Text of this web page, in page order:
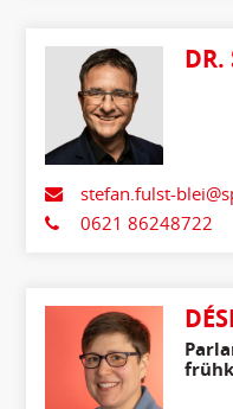
DR.
stefan.fulst-
0621 86248722